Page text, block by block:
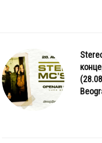
MEGAHERZ - АВТОГРАФ-